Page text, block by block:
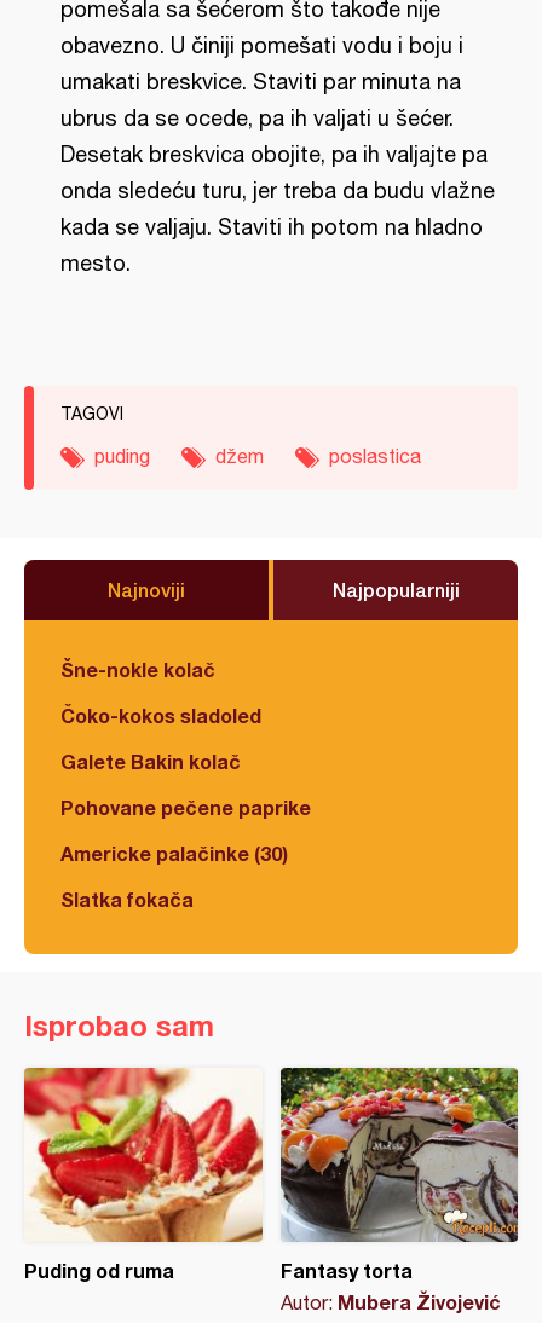
pomešala sa šećerom što takođe nije
obavezno. U činiji pomešati vodu i boju i
umakati breskvice. Staviti par minuta na
ubrus da se ocede, pa ih valjati u šećer.
Desetak breskvica obojite, pa ih valjajte pa
onda sledeću turu, jer treba da budu vlažne
kada se valjaju. Staviti ih potom na hladno
mesto.
TAGOVI
puding džem poslastica
Najnoviji Najpopularniji
Šne-nokle kolač
Čoko-kokos sladoled
Galete Bakin kolač
Pohovane pečene paprike
Americke palačinke (30)
Slatka fokača
Isprobao sam
Puding od ruma Fantasy torta
Autor: Mubera Živojević